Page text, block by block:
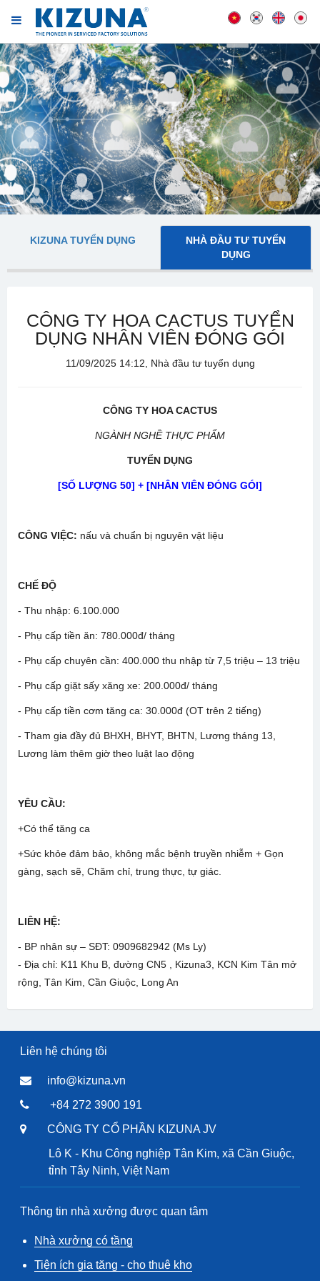
KIZUNA TUYỂN DỤNG
NHÀ ĐẦU TƯ TUYỂN
DỤNG
CÔNG TY HOA CACTUS TUYỂN
DỤNG NHÂN VIÊN ĐÓNG GÓI
11/09/2025 14:12, Nhà đầu tư tuyển dụng
CÔNG TY HOA CACTUS
NGÀNH NGHỀ THỰC PHẨM
TUYỂN DỤNG
[SỐ LƯỢNG 50] + [NHÂN VIÊN ĐÓNG GÓI]
CÔNG VIỆC: nấu và chuẩn bị nguyên vật liệu
CHẾ ĐỘ
- Thu nhập: 6.100.000
- Phụ cấp tiền ăn: 780.000đ/ tháng
- Phụ cấp chuyên cần: 400.000 thu nhập từ 7,5 triệu – 13 triệu
- Phụ cấp giặt sấy xăng xe: 200.000đ/ tháng
- Phụ cấp tiền cơm tăng ca: 30.000đ (OT trên 2 tiếng)
- Tham gia đầy đủ BHXH, BHYT, BHTN, Lương tháng 13,
Lương làm thêm giờ theo luật lao động
YÊU CẦU:
+Có thể tăng ca
+Sức khỏe đảm bảo, không mắc bệnh truyền nhiễm + Gọn
gàng, sạch sẽ, Chăm chỉ, trung thực, tự giác.
LIÊN HỆ:
- BP nhân sự – SĐT: 0909682942 (Ms Ly)
- Địa chỉ: K11 Khu B, đường CN5 , Kizuna3, KCN Kim Tân mở
rộng, Tân Kim, Cần Giuộc, Long An
Liên hệ chúng tôi
info@kizuna.vn
+84 272 3900 191
CÔNG TY CỔ PHẦN KIZUNA JV
Lô K - Khu Công nghiệp Tân Kim, xã Cần Giuộc,
tỉnh Tây Ninh, Việt Nam
Thông tin nhà xưởng được quan tâm
Nhà xưởng có tầng
Tiện ích gia tăng - cho thuê kho